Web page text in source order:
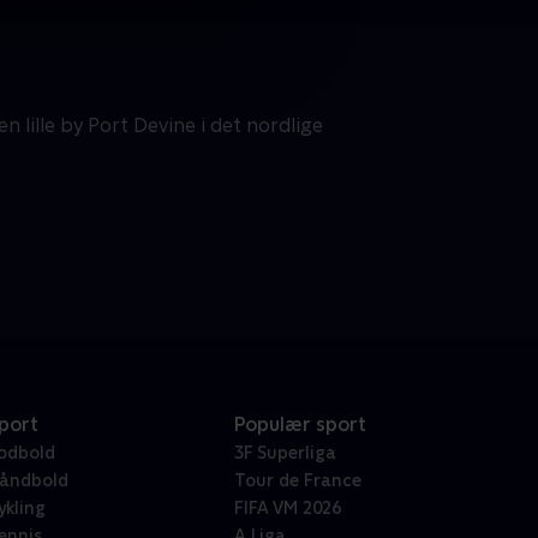
lille by Port Devine i det nordlige
Populær sport
3F Superliga
Tour de France
FIFA VM 2026